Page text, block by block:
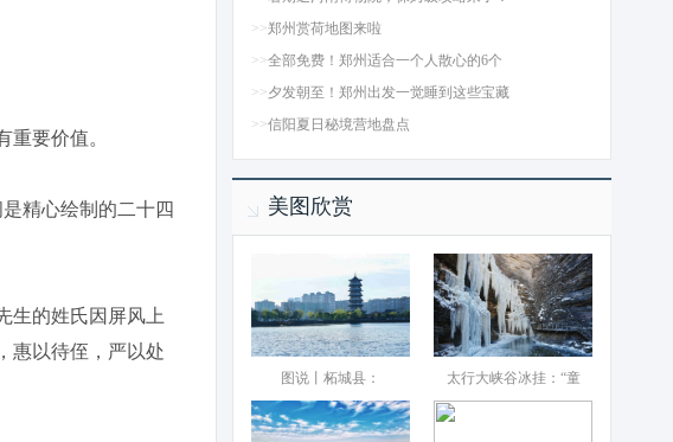
要价值。
精心绘制的二十四
的姓氏因屏风上
惠以待侄，严以处
>>郑州赏荷地图来啦
>>全部免费！郑州适合一个人散心的6个
>>夕发朝至！郑州出发一觉睡到这些宝藏
>>信阳夏日秘境营地盘点
美图欣赏
图说丨柘城县：‌ 太行大峡谷冰挂：“童